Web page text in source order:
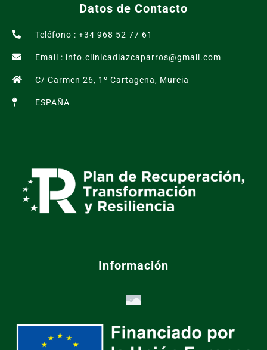
Datos de Contacto
Teléfono : +34 968 52 77 61
Email : info.clinicadiazcaparros@gmail.com
C/ Carmen 26, 1º Cartagena, Murcia
ESPAÑA
Información